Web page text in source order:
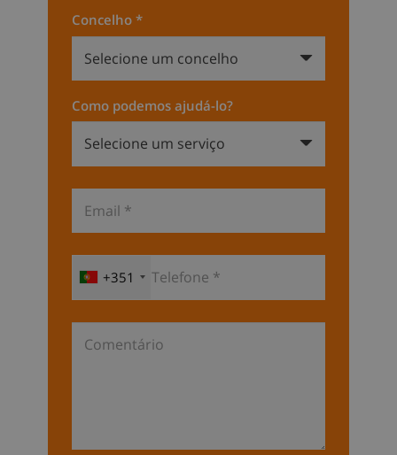
Concelho *
Como podemos ajudá-lo?
+351